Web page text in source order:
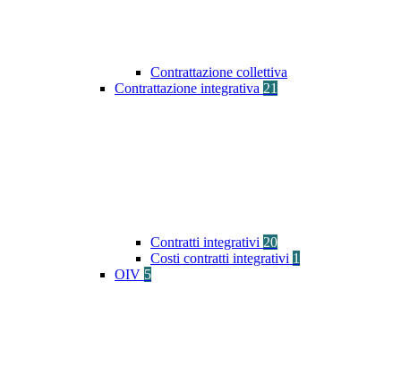
Contrattazione collettiva
Contrattazione integrativa 21
Contratti integrativi 20
Costi contratti integrativi 1
OIV 5